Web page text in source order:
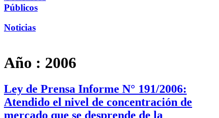
Públicos
Noticias
Año : 2006
Ley de Prensa Informe N° 191/2006:
Atendido el nivel de concentración de
mercado que se desprende de la